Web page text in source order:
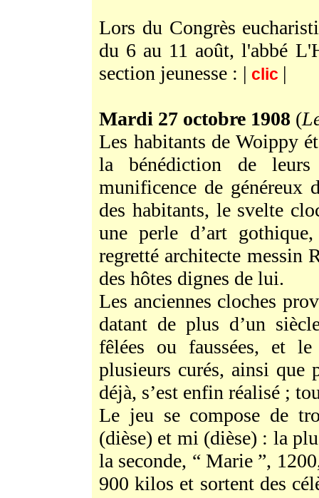
Lors du Congrès
du 6 au 11 août, l'abbé
section jeunesse : | clic |
Mardi 27 octobre 1908 (
Les habitants de Woippy
la bénédiction de
munificence de généreux
des habitants, le svelte
une perle d’art
regretté architecte messin
des hôtes dignes de lui.
Les anciennes cloches
datant de plus d’un
fêlées ou faussées, et
plusieurs curés, ainsi que
déjà, s’est enfin réalisé ;
Le jeu se compose de
(dièse) et mi (dièse) : la
la seconde, “ Marie ”,
900 kilos et sortent des